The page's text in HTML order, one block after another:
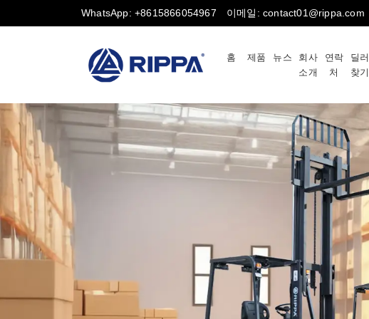
WhatsApp: +8615866054967 이메일: contact01@rippa.com
홈 제품 뉴스
회사
소개
연락
처
딜러
찾기